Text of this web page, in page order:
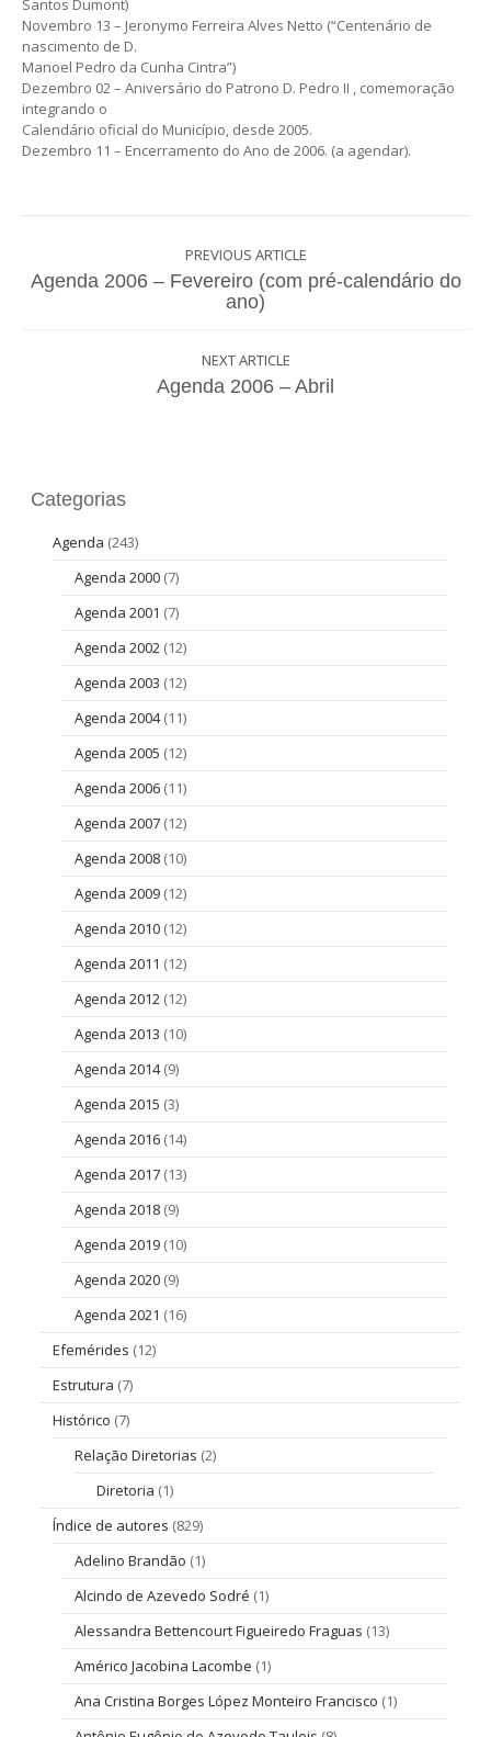
Santos Dumont)
Novembro 13 – Jeronymo Ferreira Alves Netto (“Centenário de
nascimento de D.
Manoel Pedro da Cunha Cintra”)
Dezembro 02 – Aniversário do Patrono D. Pedro II , comemoração
integrando o
Calendário oficial do Município, desde 2005.
Dezembro 11 – Encerramento do Ano de 2006. (a agendar).
PREVIOUS ARTICLE
Agenda 2006 – Fevereiro (com pré-calendário do
ano)
NEXT ARTICLE
Agenda 2006 – Abril
Categorias
Agenda (243)
Agenda 2000 (7)
Agenda 2001 (7)
Agenda 2002 (12)
Agenda 2003 (12)
Agenda 2004(11)
Agenda 2005 (12)
Agenda 2006 (11)
Agenda 2007 (12)
Agenda 2008 (10)
Agenda 2009 (12)
Agenda 2010 (12)
Agenda 2011 (12)
Agenda 2012 (12)
Agenda 2013 (10)
Agenda 2014(9)
Agenda 2015 (3)
Agenda 2016 (14)
Agenda 2017 (13)
Agenda 2018 (9)
Agenda 2019 (10)
Agenda 2020 (9)
Agenda 2021 (16)
Efemérides (12)
Estrutura (7)
Histórico (7)
Relação Diretorias (2)
Diretoria (1)
Índice de autores (829)
Adelino Brandão (1)
Alcindo de Azevedo Sodré (1)
Alessandra Bettencourt Figueiredo Fraguas (13)
Américo Jacobina Lacombe (1)
Ana Cristina Borges López Monteiro Francisco (1)